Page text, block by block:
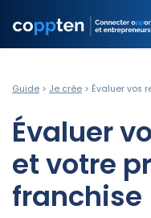
Guide > Je crée > Évaluer vos
Évaluer
et votre
franchise​